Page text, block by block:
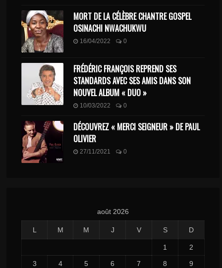
MORT DE LA CÉLÈBRE CHANTRE GOSPEL
OSINACHI NWACHUKWU
16/04/2022 0
FRÉDÉRIC FRANÇOIS REPREND SES
STANDARDS AVEC SES AMIS DANS SON
NOUVEL ALBUM « DUO »
10/03/2022 0
DÉCOUVREZ « MERCI SEIGNEUR » DE PAUL
OLIVIER
27/11/2021 0
août 2026
L M M J V S D
1 2
3 4 5 6 7 8 9